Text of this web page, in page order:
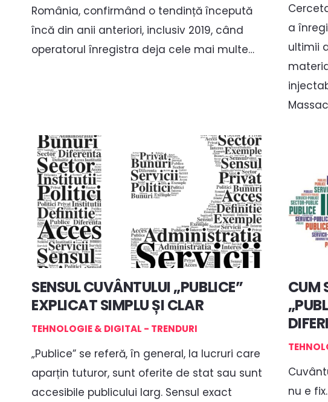
România, confirmând o tendință începută
încă din anii anteriori, inclusiv 2019, când
operatorul înregistra deja cele mai multe…
a
ultimii
SENSUL CUVÂNTULUI „PUBLICE”
EXPLICAT SIMPLU ȘI CLAR
TEHNOLOGIE & DIGITAL - TRENDURI
„Publice” se referă, în general, la lucruri care
aparțin tuturor, sunt oferite de stat sau sunt
accesibile publicului larg. Sensul exact
CUM
nu e